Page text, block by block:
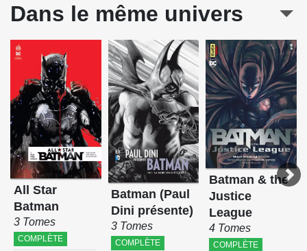
Dans le même univers
All Star
Batman
3 Tomes
COMPLÈTE
Batman (Paul
Dini présente)
3 Tomes
COMPLÈTE
Batman & the
Justice
League
4 Tomes
COMPLÈTE